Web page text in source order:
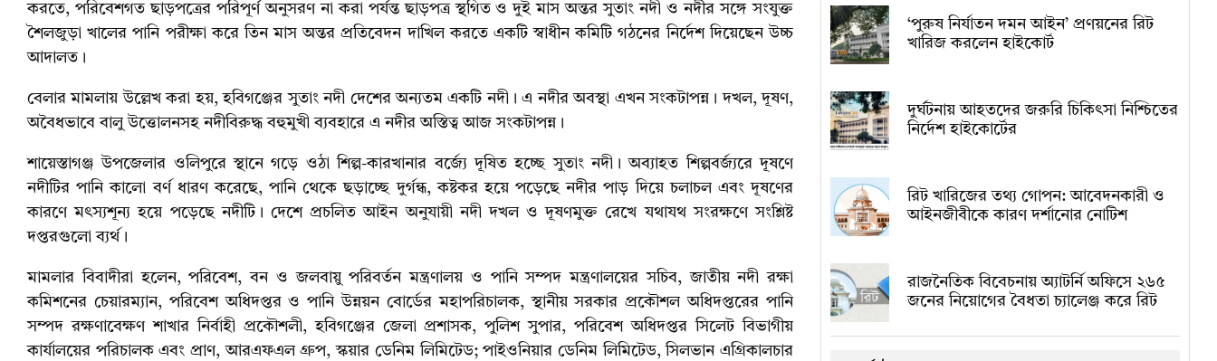
করতে, পরিবেশগত ছাড়পত্রের পরিপূর্ণ অনুসরণ না করা পর্যন্ত ছাড়পত্র স্থগিত ও দুই মাস অন্তর সুতাং নদী ও নদীর সঙ্গে সংযুক্ত
শৈলজুড়া খালের পানি পরীক্ষা করে তিন মাস অন্তর প্রতিবেদন দাখিল করতে একটি স্বাধীন কমিটি গঠনের নির্দেশ দিয়েছেন উচ্চ
আদালত।
বেলার মামলায় উল্লেখ করা হয়, হবিগঞ্জের সুতাং নদী দেশের অন্যতম একটি নদী। এ নদীর অবস্থা এখন সংকটাপন্ন। দখল, দূষণ,
অবৈধভাবে বালু উত্তোলনসহ নদীবিরুদ্ধ বহুমুখী ব্যবহারে এ নদীর অস্তিত্ব আজ সংকটাপন্ন।
শায়েস্তাগঞ্জ উপজেলার ওলিপুরে স্থানে গড়ে ওঠা শিল্প-কারখানার বর্জ্যে দূষিত হচ্ছে সুতাং নদী। অব্যাহত শিল্পবর্জ্যরে দূষণে
নদীটির পানি কালো বর্ণ ধারণ করেছে, পানি থেকে ছড়াচ্ছে দুর্গন্ধ, কষ্টকর হয়ে পড়েছে নদীর পাড় দিয়ে চলাচল এবং দূষণের
কারণে মৎস্যশূন্য হয়ে পড়েছে নদীটি। দেশে প্রচলিত আইন অনুযায়ী নদী দখল ও দূষণমুক্ত রেখে যথাযথ সংরক্ষণে সংশ্লিষ্ট
দপ্তরগুলো ব্যর্থ।
মামলার বিবাদীরা হলেন, পরিবেশ, বন ও জলবায়ু পরিবর্তন মন্ত্রণালয় ও পানি সম্পদ মন্ত্রণালয়ের সচিব, জাতীয় নদী রক্ষা
কমিশনের চেয়ারম্যান, পরিবেশ অধিদপ্তর ও পানি উন্নয়ন বোর্ডের মহাপরিচালক, স্থানীয় সরকার প্রকৌশল অধিদপ্তরের পানি
সম্পদ রক্ষণাবেক্ষণ শাখার নির্বাহী প্রকৌশলী, হবিগঞ্জের জেলা প্রশাসক, পুলিশ সুপার, পরিবেশ অধিদপ্তর সিলেট বিভাগীয়
কার্যালয়ের পরিচালক এবং প্রাণ, আরএফএল গ্রুপ, স্কয়ার ডেনিম লিমিটেড; পাইওনিয়ার ডেনিম লিমিটেড, সিলভান এগ্রিকালচার
‘পুরুষ নির্যাতন দমন আইন’ প্রণয়নের রিট
খারিজ করলেন হাইকোর্ট
দুর্ঘটনায় আহতদের জরুরি চিকিৎসা নিশ্চিতের
নির্দেশ হাইকোর্টের
রিট খারিজের তথ্য গোপন: আবেদনকারী ও
আইনজীবীকে কারণ দর্শানোর নোটিশ
রাজনৈতিক বিবেচনায় অ‍্যাটর্নি অফিসে ২৬৫
জনের নিয়োগের বৈধতা চ্যালেঞ্জ করে রিট